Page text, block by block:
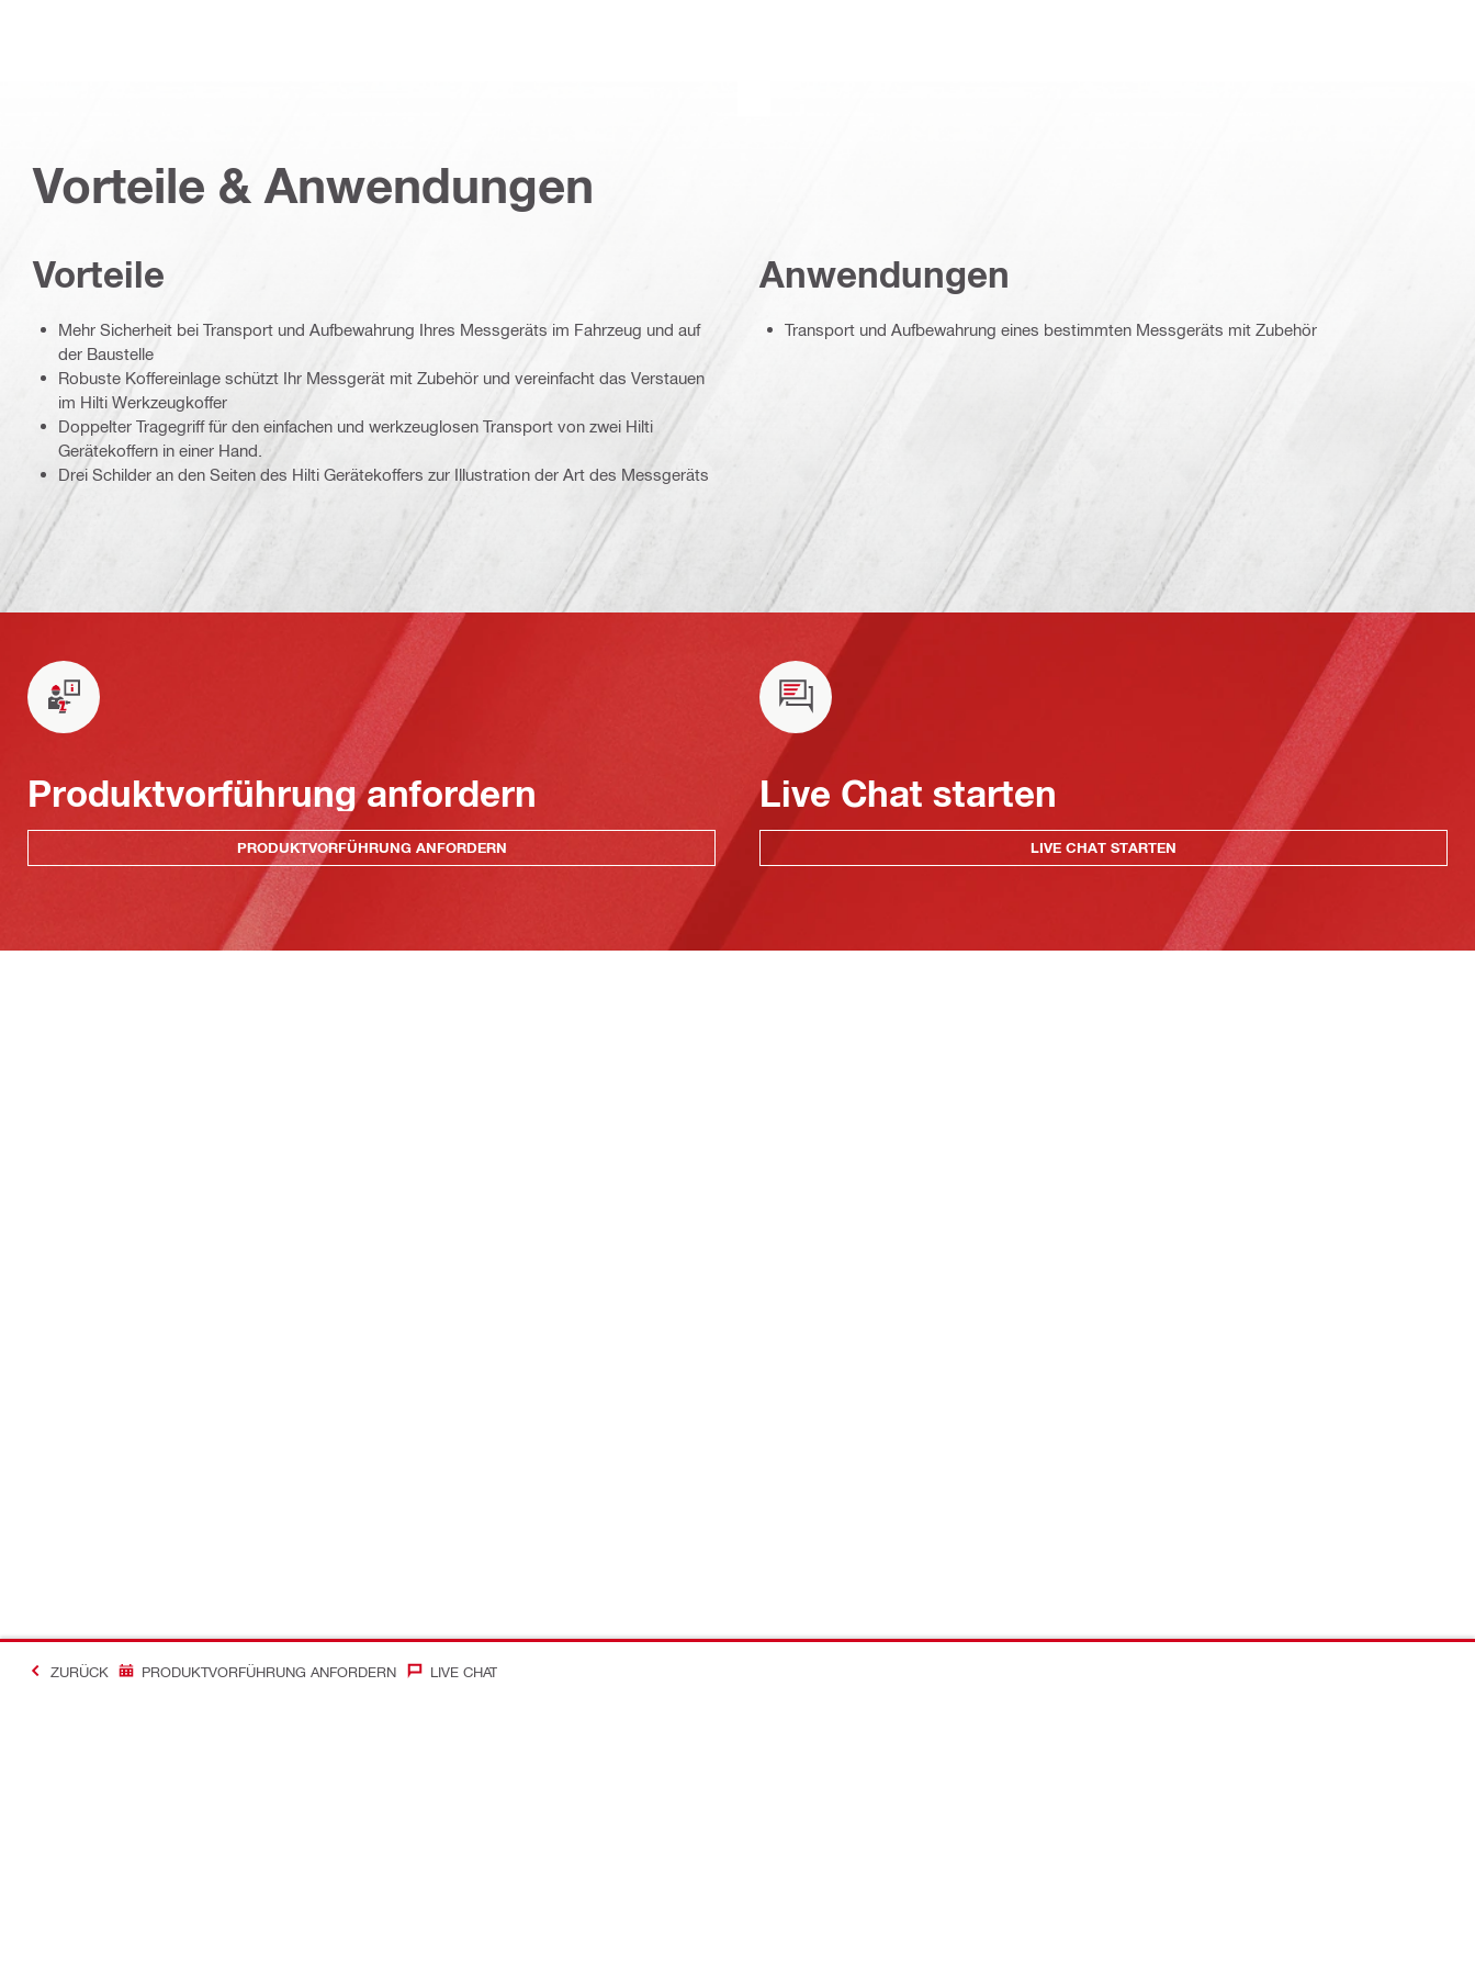
Vorteile & Anwendungen
Vorteile
Mehr Sicherheit bei Transport und Aufbewahrung Ihres Messgeräts im Fahrzeug und auf
der Baustelle
Robuste Koffereinlage schützt Ihr Messgerät mit Zubehör und vereinfacht das Verstauen
im Hilti Werkzeugkoffer
Doppelter Tragegriff für den einfachen und werkzeuglosen Transport von zwei Hilti
Gerätekoffern in einer Hand.
Drei Schilder an den Seiten des Hilti Gerätekoffers zur Illustration der Art des Messgeräts
Anwendungen
Transport und Aufbewahrung eines bestimmten Messgeräts mit Zubehör
Produktvorführung anfordern
PRODUKTVORFÜHRUNG ANFORDERN
Live Chat starten
LIVE CHAT STARTEN
ZURÜCK PRODUKTVORFÜHRUNG ANFORDERN LIVE CHAT